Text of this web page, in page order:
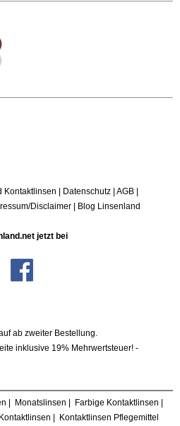
Kontaktlinsen | Datenschutz| AGB|
Disclaimer | Blog Linsenland
jetzt bei
ab zweiter Bestellung.
inklusive 19% Mehrwertsteuer! -
| Monatslinsen | Farbige Kontaktlinsen |
| Kontaktlinsen Pflegemittel